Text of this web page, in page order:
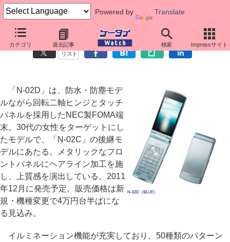
Powered by Translate
カテゴリ 過去記事 検索 Impressサイト
16.3メガカメラ搭載、防水タッチパネル携帯「N-02D」
リスト
N-02D（BLUE）
「N-02D」は、防水・防塵モデ
ルながら回転二軸ヒンジとタッチ
パネルを採用したNEC製FOMA端
末。30代の女性をターゲットにし
たモデルで、「N-02C」の後継モ
デルにあたる。メタリックなフロ
ントパネルにヘアライン加工を施
し、上質感を演出している。2011
年12月に発売予定。販売価格は新
規・機種変更で4万円台半ばにな
る見込み。
イルミネーション機能が充実しており、50種類のパターン